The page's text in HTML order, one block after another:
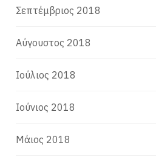
Σεπτέμβριος 2018
Αύγουστος 2018
Ιούλιος 2018
Ιούνιος 2018
Μάιος 2018